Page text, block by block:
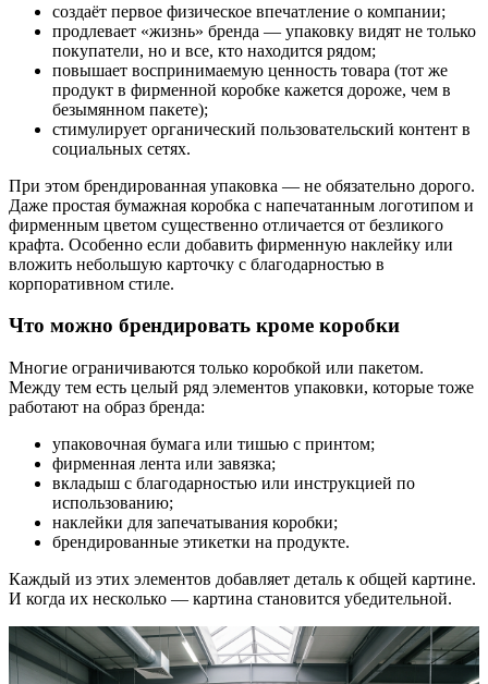
создаёт первое физическое впечатление о компании;
продлевает «жизнь» бренда — упаковку видят не только
покупатели, но и все, кто находится рядом;
повышает воспринимаемую ценность товара (тот же
продукт в фирменной коробке кажется дороже, чем в
безымянном пакете);
стимулирует органический пользовательский контент в
социальных сетях.
При этом брендированная упаковка — не обязательно дорого.
Даже простая бумажная коробка с напечатанным логотипом и
фирменным цветом существенно отличается от безликого
крафта. Особенно если добавить фирменную наклейку или
вложить небольшую карточку с благодарностью в
корпоративном стиле.
Что можно брендировать кроме коробки
Многие ограничиваются только коробкой или пакетом.
Между тем есть целый ряд элементов упаковки, которые тоже
работают на образ бренда:
упаковочная бумага или тишью с принтом;
фирменная лента или завязка;
вкладыш с благодарностью или инструкцией по
использованию;
наклейки для запечатывания коробки;
брендированные этикетки на продукте.
Каждый из этих элементов добавляет деталь к общей картине.
И когда их несколько — картина становится убедительной.